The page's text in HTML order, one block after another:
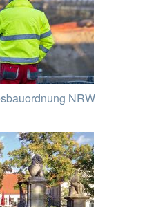
NRW